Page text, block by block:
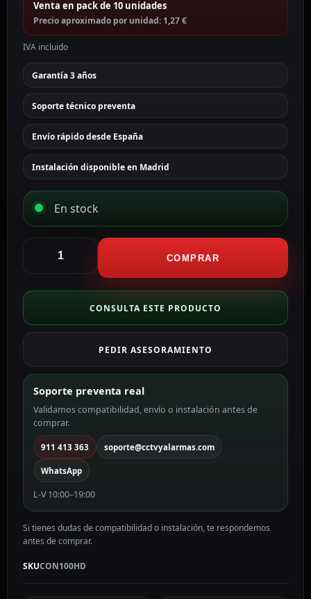
Venta en pack de 10 unidades
Precio aproximado por unidad: 1,27 €
IVA incluido
Garantía 3 años
Soporte técnico preventa
Envío rápido desde España
Instalación disponible en Madrid
En stock
Conector
alta
SAFIRE
CON100HD
COMPRAR
CONSULTA ESTE PRODUCTO
PEDIR ASESORAMIENTO
Soporte preventa real
Validamos compatibilidad, envío o instalación antes de
comprar.
911 413 363 soporte@cctvyalarmas.com
WhatsApp
L-V 10:00–19:00
Si tienes dudas de compatibilidad o instalación, te respondemos
antes de comprar.
SKUCON100HD